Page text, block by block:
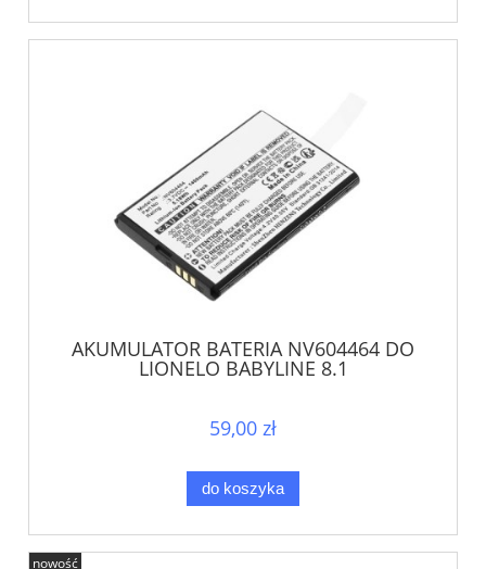
AKUMULATOR BATERIA NV604464 DO
LIONELO BABYLINE 8.1
59,00 zł
do koszyka
nowość